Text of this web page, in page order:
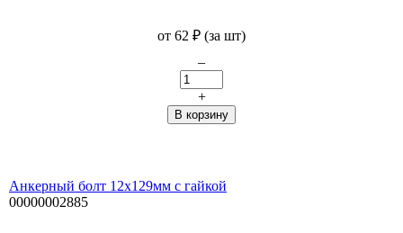
от 62 ₽ (за шт)
–
+
Анкерный болт 12х129мм с гайкой
00000002885